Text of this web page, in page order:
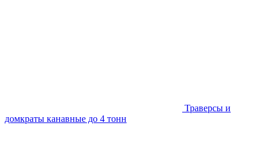
Траверсы и
домкраты канавные до 4 тонн